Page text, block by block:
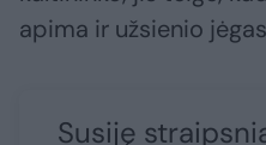
apima ir užsienio
Susiję